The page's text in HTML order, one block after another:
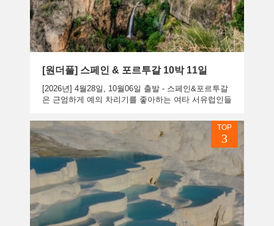
[원더풀] 스페인 & 포르투갈 10박 11일
[2026년] 4월28일, 10월06일 출발 - 스페인&포르투갈
은 근엄하게 예의 차리기를 좋아하는 여타 서유럽인들
갖고 있...
상품보기
TOP
3